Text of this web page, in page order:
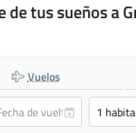
de tus sueños a
Vuelos